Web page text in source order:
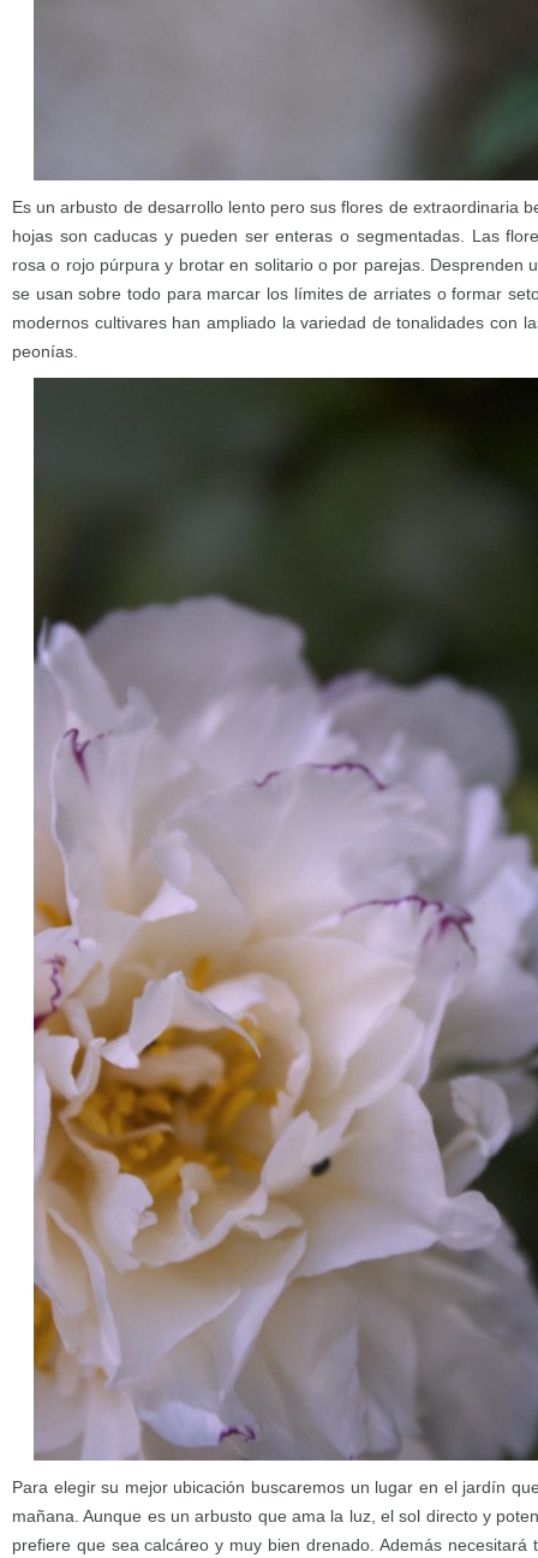
Es un arbusto de desarrollo lento pero sus flores de extraordinaria
hojas son caducas y pueden ser enteras o segmentadas. Las
rosa o rojo púrpura y brotar en solitario o por parejas. Desprenden
se usan sobre todo para marcar los límites de arriates o formar
modernos cultivares han ampliado la variedad de tonalidades con
peonías.
Para elegir su mejor ubicación buscaremos un lugar en el jardín
mañana. Aunque es un arbusto que ama la luz, el sol directo y
prefiere que sea calcáreo y muy bien drenado. Además